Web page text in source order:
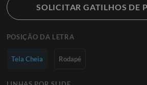
SOLICITAR GATILHOS DE
POSIÇÃO DA LETRA
Tela Cheia Rodapé